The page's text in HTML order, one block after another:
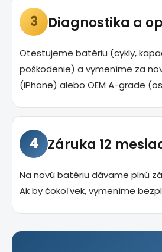
3 Diagnostika a
Otestujeme batériu (cykly,
poškodenie) a vymeníme za
(iPhone) alebo OEM A-grade
4 Záruka 12
Na novú batériu dávame plnú
Ak by čokoľvek, vymeníme